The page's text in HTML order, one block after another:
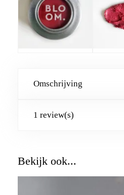
Omschrijving
1 review(s)
Bekijk ook...